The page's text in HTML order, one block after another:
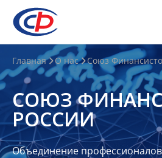
О
нас
О
СФР
Совет
Союза
Главная О нас Союз
СОЮЗ
РОССИИ
Объединение